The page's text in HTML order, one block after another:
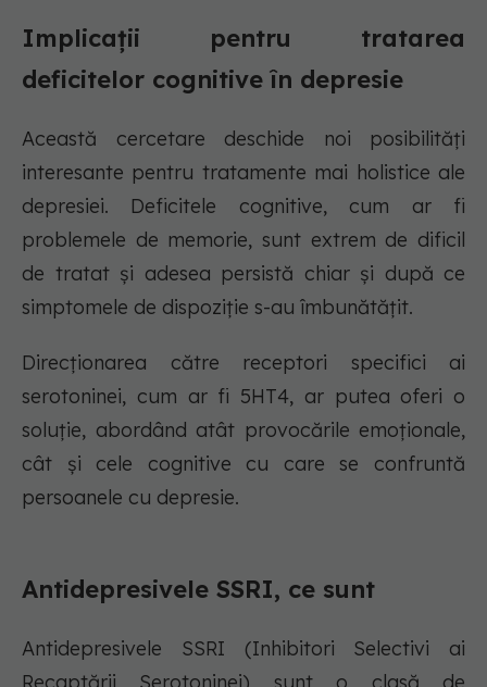
Implicații pentru tratarea
deficitelor cognitive în depresie
Această cercetare deschide noi posibilități
interesante pentru tratamente mai holistice ale
depresiei. Deficitele cognitive, cum ar fi
problemele de memorie, sunt extrem de dificil
de tratat și adesea persistă chiar și după ce
simptomele de dispoziție s-au îmbunătățit.
Direcționarea către receptori specifici ai
serotoninei, cum ar fi 5HT4, ar putea oferi o
soluție, abordând atât provocările emoționale,
cât și cele cognitive cu care se confruntă
persoanele cu depresie.
Antidepresivele SSRI, ce sunt
Antidepresivele SSRI (Inhibitori Selectivi ai